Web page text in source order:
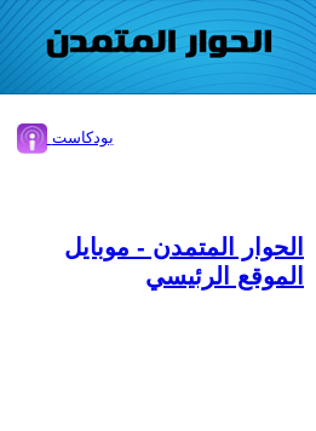
بودكاست
الحوار المتمدن - موبايل
الموقع الرئيسي